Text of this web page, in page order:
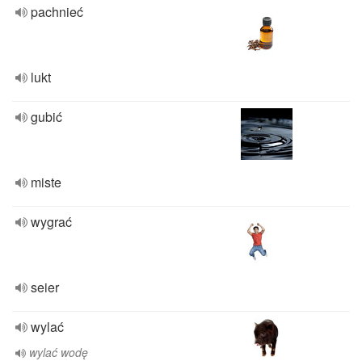
pachnieć
lukt
gubić
miste
wygrać
seier
wylać
wylać wodę